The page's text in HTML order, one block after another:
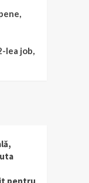
lea job,
pentru